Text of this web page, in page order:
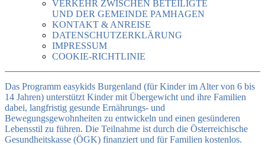
VERKEHR ZWISCHEN BETEILIGTE
UND DER GEMEINDE PAMHAGEN
KONTAKT & ANREISE
DATENSCHUTZERKLÄRUNG
IMPRESSUM
COOKIE-RICHTLINIE
Das Programm easykids Burgenland (für Kinder im Alter von 6 bis
14 Jahren) unterstützt Kinder mit Übergewicht und ihre Familien
dabei, langfristig gesunde Ernährungs- und
Bewegungsgewohnheiten zu entwickeln und einen gesünderen
Lebensstil zu führen. Die Teilnahme ist durch die Österreichische
Gesundheitskasse (ÖGK) finanziert und für Familien kostenlos.